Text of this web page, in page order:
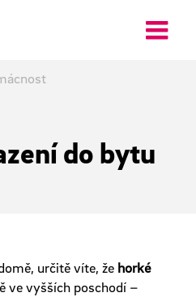
do bytu
určitě víte, že horké
ve vyšších poschodí –